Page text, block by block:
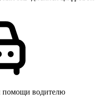
помощи водителю